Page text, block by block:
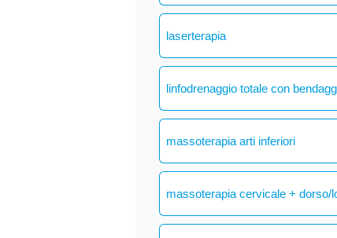
laserterapia
linfodrenaggio totale con
massoterapia arti inferiori
massoterapia cervicale + dorso/